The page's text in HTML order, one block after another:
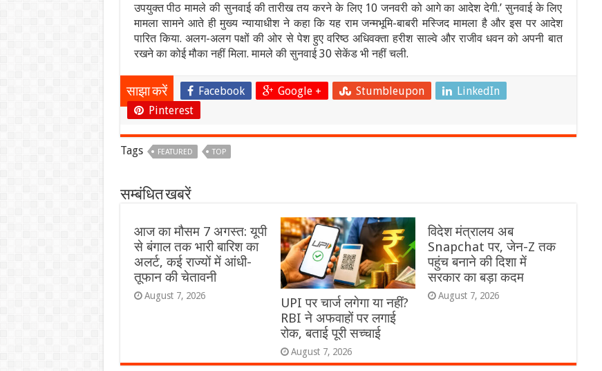
उपयुक्त पीठ मामले की सुनवाई की तारीख तय करने के लिए 10 जनवरी को आगे का आदेश देगी.’ सुनवाई के लिए
मामला सामने आते ही मुख्य न्यायाधीश ने कहा कि यह राम जन्मभूमि-बाबरी मस्जिद मामला है और इस पर आदेश
पारित किया. अलग-अलग पक्षों की ओर से पेश हुए वरिष्ठ अधिवक्ता हरीश साल्वे और राजीव धवन को अपनी बात
रखने का कोई मौका नहीं मिला. मामले की सुनवाई 30 सेकेंड भी नहीं चली.
साझा करें Facebook Google + Stumbleupon
LinkedIn
Pinterest
Tags FEATURED TOP
सम्बंधित खबरें
आज का मौसम 7 अगस्त: यूपी
से बंगाल तक भारी बारिश का
अलर्ट, कई राज्यों में आंधी-
तूफान की चेतावनी
August 7, 2026
UPI पर चार्ज लगेगा या नहीं?
RBI ने अफवाहों पर लगाई
रोक, बताई पूरी सच्चाई
August 7, 2026
विदेश मंत्रालय अब
Snapchat पर, जेन-Z तक
पहुंच बनाने की दिशा में
सरकार का बड़ा कदम
August 7, 2026